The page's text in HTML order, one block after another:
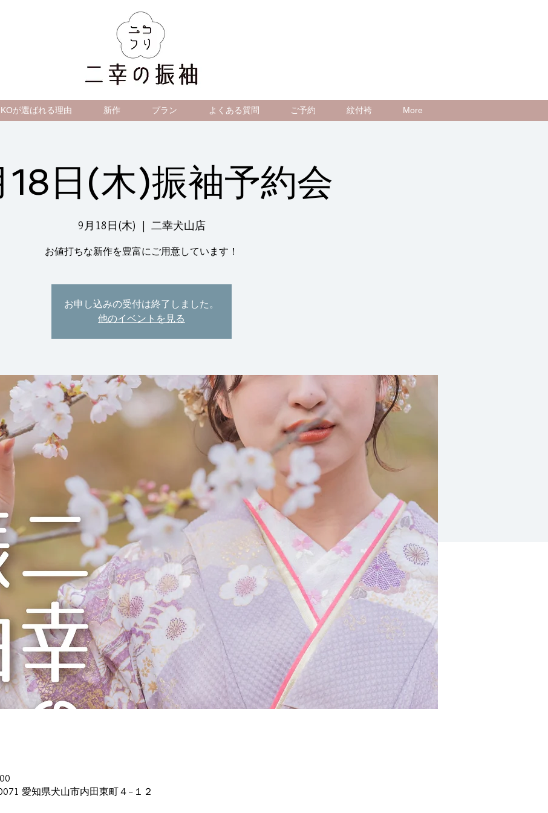
が選ばれる理由 新作 プラン よくある質問 ご予約 紋付袴 More
18日(木)振袖予約会
9月18日(木)
  |
二幸犬山店
お値打ちな新作を豊富にご用意しています！
お申し込みの受付は終了しました。
他のイベントを見る
愛知県犬山市内田東町４−１２